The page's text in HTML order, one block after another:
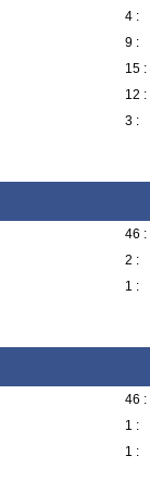
4 :
9 :
15 :
12 :
3 :
46 :
2 :
1 :
46 :
1 :
1 :